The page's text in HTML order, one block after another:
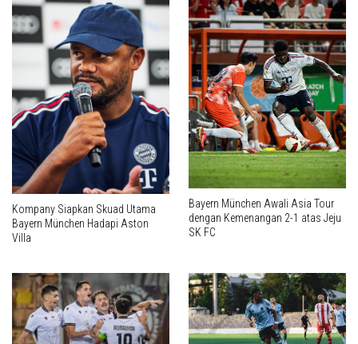
Kompany Siapkan Skuad Utama
Bayern München Hadapi Aston
Villa
Bayern München Awali Asia Tour
dengan Kemenangan 2-1 atas Jeju
SK FC